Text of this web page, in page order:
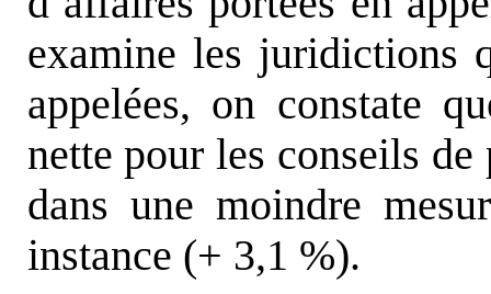
examine les juridictions
appelées, on constate
nette pour les conseils
dans une moindre
instance (+ 3,1 %).